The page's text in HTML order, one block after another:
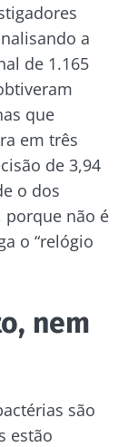
a
de 1.165
que
em três
de 3,94
o dos
porque não é
o “relógio
nem
são
estão